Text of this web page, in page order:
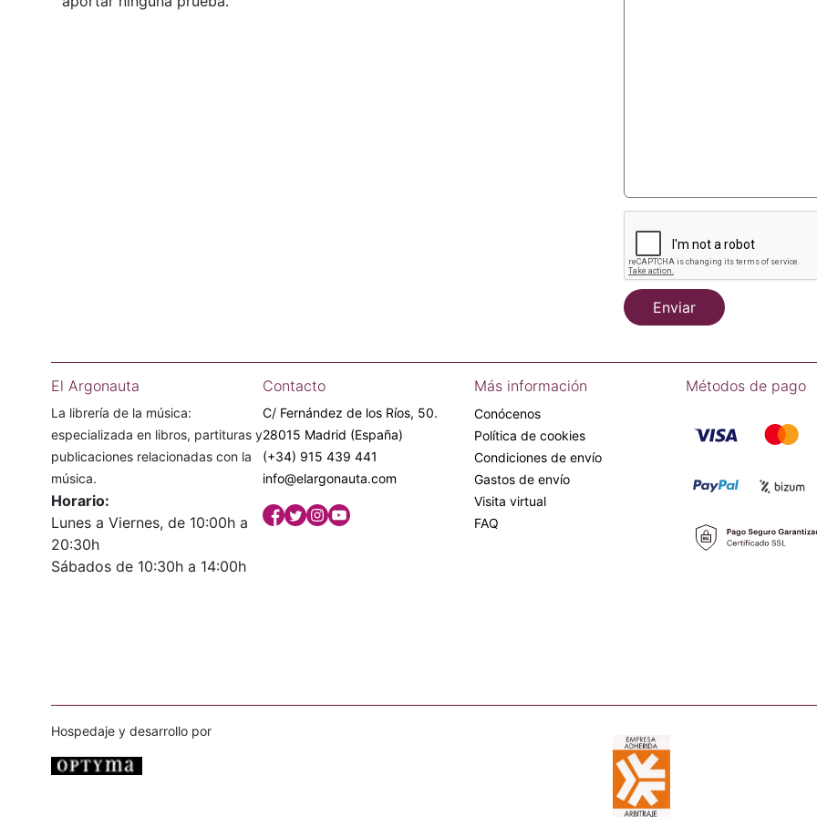
Enviar
El Argonauta
La librería de la música:
especializada en libros, partituras y
publicaciones relacionadas con la
música.
Horario:
Lunes a Viernes, de 10:00h a
20:30h
Sábados de 10:30h a 14:00h
Contacto
C/ Fernández de los Ríos, 50.
28015 Madrid (España)
(+34) 915 439 441
info@elargonauta.com
Más información
Conócenos
Política de cookies
Condiciones de envío
Gastos de envío
Visita virtual
FAQ
Métodos de pago
Hospedaje y desarrollo por